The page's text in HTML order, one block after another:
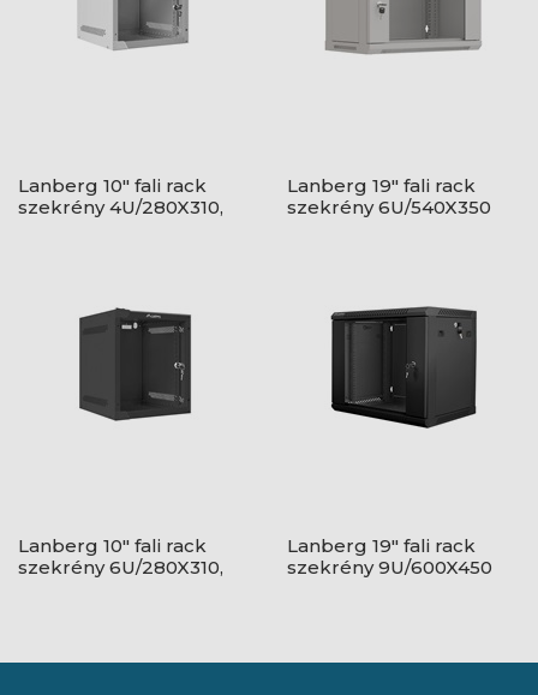
Lanberg 10" fali rack
szekrény 4U/280X310,
Lanberg 19" fali rack
szekrény 6U/540X350
Lanberg 10" fali rack
szekrény 6U/280X310,
Lanberg 19" fali rack
szekrény 9U/600X450